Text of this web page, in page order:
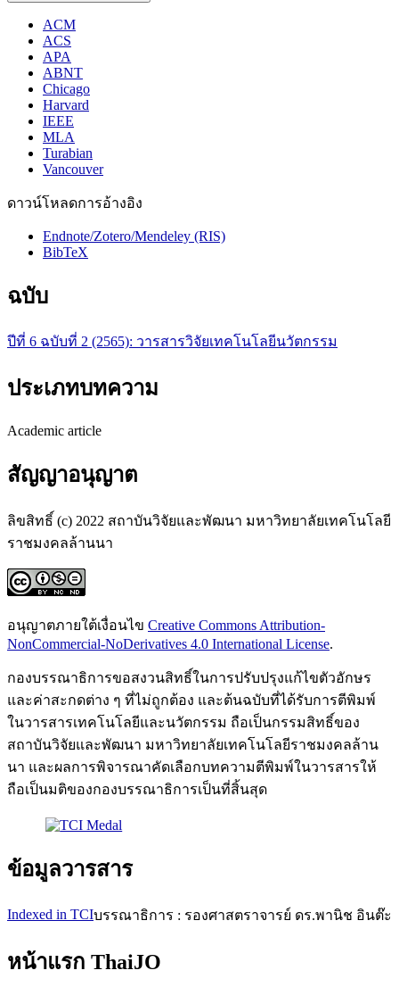
ACM
ACS
APA
ABNT
Chicago
Harvard
IEEE
MLA
Turabian
Vancouver
ดาวน์โหลดการอ้างอิง
Endnote/Zotero/Mendeley (RIS)
BibTeX
ฉบับ
ปีที่ 6 ฉบับที่ 2 (2565): วารสารวิจัยเทคโนโลยีนวัตกรรม
ประเภทบทความ
Academic article
สัญญาอนุญาต
ลิขสิทธิ์ (c) 2022 สถาบันวิจัยและพัฒนา มหาวิทยาลัยเทคโนโลยี
ราชมงคลล้านนา
อนุญาตภายใต้เงื่อนไข Creative Commons Attribution-
NonCommercial-NoDerivatives 4.0 International License.
กองบรรณาธิการขอสงวนสิทธิ์ในการปรับปรุงแก้ไขตัวอักษร
และค่าสะกดต่าง ๆ ที่ไม่ถูกต้อง และต้นฉบับที่ได้รับการตีพิมพ์
ในวารสารเทคโนโลยีและนวัตกรรม ถือเป็นกรรมสิทธิ์ของ
สถาบันวิจัยและพัฒนา มหาวิทยาลัยเทคโนโลยีราชมงคลล้าน
นา และผลการพิจารณาคัดเลือกบทความตีพิมพ์ในวารสารให้
ถือเป็นมติของกองบรรณาธิการเป็นที่สิ้นสุด
ข้อมูลวารสาร
Indexed in TCIบรรณาธิการ : รองศาสตราจารย์ ดร.พานิช อินต๊ะ
หน้าแรก ThaiJO